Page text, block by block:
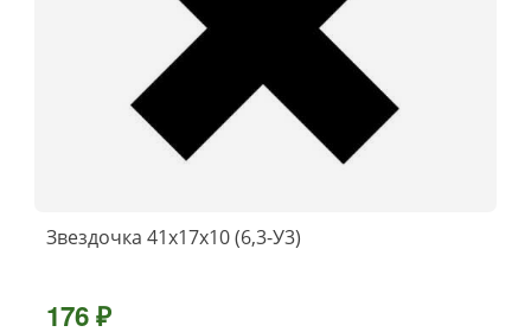
Звездочка 41х17х10 (6,3-У3)
176 ₽